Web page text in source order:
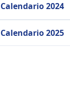
Calendario 2024
Calendario 2025